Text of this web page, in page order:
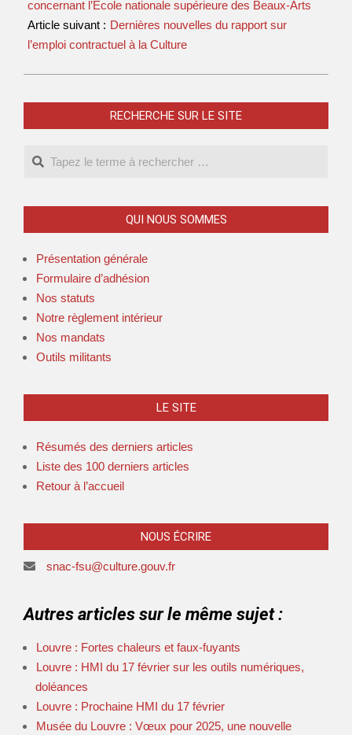
concernant l’Ecole nationale supérieure des Beaux-Arts
Article suivant : Dernières nouvelles du rapport sur
l’emploi contractuel à la Culture
RECHERCHE SUR LE SITE
QUI NOUS SOMMES
Présentation générale
Formulaire d’adhésion
Nos statuts
Notre règlement intérieur
Nos mandats
Outils militants
LE SITE
Résumés des derniers articles
Liste des 100 derniers articles
Retour à l’accueil
NOUS ÉCRIRE
snac-fsu@culture.gouv.fr
Autres articles sur le même sujet :
Louvre : Fortes chaleurs et faux-fuyants
Louvre : HMI du 17 février sur les outils numériques,
doléances
Louvre : Prochaine HMI du 17 février
Musée du Louvre : Vœux pour 2025, une nouvelle